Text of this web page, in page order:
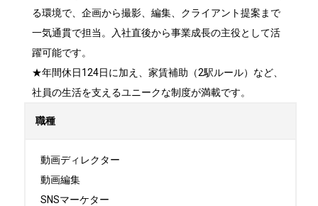
る環境で、企画から撮影、編集、クライアント提案まで
一気通貫で担当。入社直後から事業成長の主役として活
躍可能です。
★年間休日124日に加え、家賃補助（2駅ルール）など、
社員の生活を支えるユニークな制度が満載です。
職種
動画ディレクター
動画編集
SNSマーケター